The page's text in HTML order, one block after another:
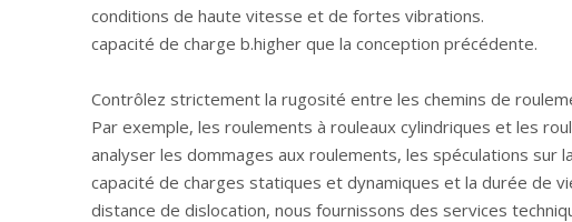
conditions de haute vitesse et de fortes vibrations.
capacité de charge b.higher que la conception précédente.
Contrôlez strictement la rugosité entre les chemins de
Par exemple, les roulements à rouleaux cylindriques et les
analyser les dommages aux roulements, les spéculations
capacité de charges statiques et dynamiques et la durée de
distance de dislocation, nous fournissons des services